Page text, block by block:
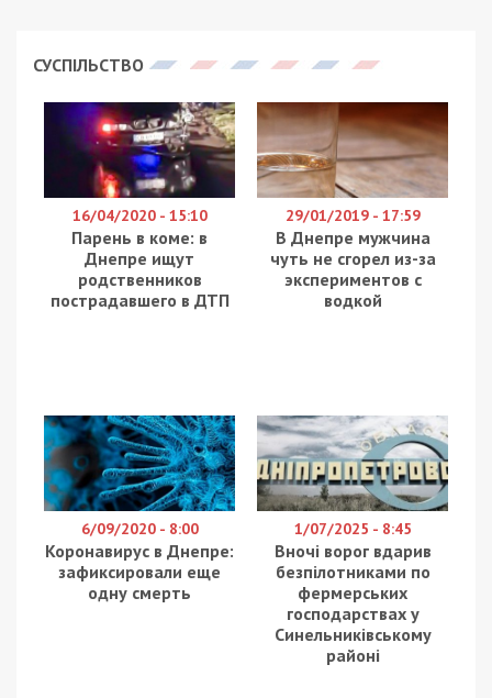
тривалістю 1 годину 12 хвилин.
На цей час у місті все спокійно.
Станом на 06:00 всі процеси життєдіяльності
мегаполіса під контролем міської влади.
ЧИТАТИ ДАЛІ ПРО:
– роботу комунальних служб (аварійні роботи на
мережах водопостачання);
– як сьогодні працює транспорт;
– надзвичайні події;
світі, Україні та Дніпрі;
– народні прикмети;
– погода на сьогодні.
Facebook
Telegram
Twitter
WhatsApp
ViberEmail
Категории:Суспільство
Рекламні блоки дають нам змогу
залишатися незалежними ЗМІ, а вам -
отримувати найсвіжіші новини під ними.